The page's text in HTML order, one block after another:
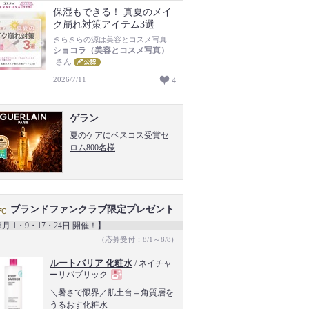
保湿もできる！ 真夏のメイ
ク崩れ対策アイテム3選
きらきらの源は美容とコスメ写真
ショコラ（美容とコスメ写真）
さん
2026/7/11 4
ゲラン
夏のケアにベスコス受賞セ
ロム800名様
ブランドファンクラブ限定プレゼント
1・9・17・24日 開催！】
(応募受付：8/1～8/8)
ルートバリア 化粧水 / ネイチャ
ーリパブリック
現
＼暑さで限界／肌土台＝角質層を
うるおす化粧水